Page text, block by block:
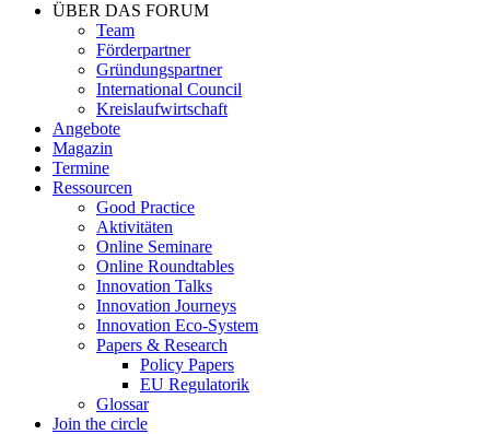
ÜBER DAS FORUM
Team
Förderpartner
Gründungspartner
International Council
Kreislaufwirtschaft
Angebote
Magazin
Termine
Ressourcen
Good Practice
Aktivitäten
Online Seminare
Online Roundtables
Innovation Talks
Innovation Journeys
Innovation Eco-System
Papers & Research
Policy Papers
EU Regulatorik
Glossar
Join the circle